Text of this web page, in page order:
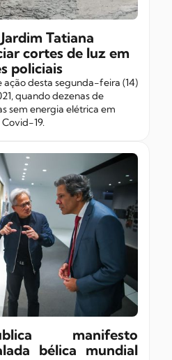
Tatiana
cortes de luz em
policiais
desta segunda-feira (14)
quando dezenas de
sem energia elétrica em
Covid-19.
manifesto
bélica mundial